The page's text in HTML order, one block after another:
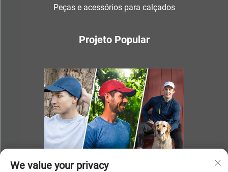
Peças e acessórios para calçados
Projeto Popular
We value your privacy